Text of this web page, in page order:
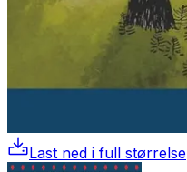
Last ned i full størrelse